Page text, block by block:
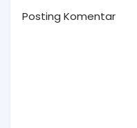
Posting Komentar